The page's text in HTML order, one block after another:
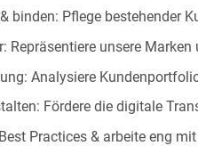
binden: Pflege bestehender
Repräsentiere unsere
Analysiere
Fördere die digitale
Practices & arbeite eng